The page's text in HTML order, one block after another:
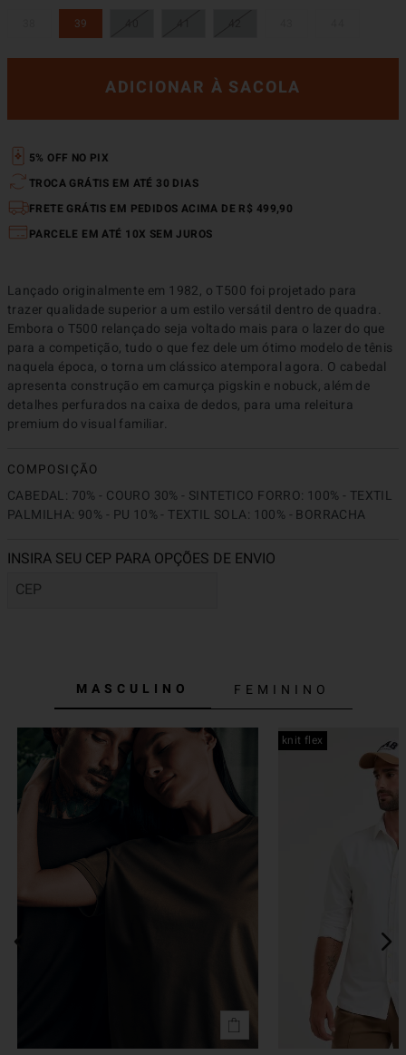
39
ADICIONAR À SACOLA
5% OFF NO PIX
TROCA GRÁTIS EM ATÉ 30 DIAS
FRETE GRÁTIS EM PEDIDOS ACIMA DE R$ 499,90
PARCELE EM ATÉ 10X SEM JUROS
Lançado originalmente em 1982, o T500 foi projetado para
trazer qualidade superior a um estilo versátil dentro de quadra.
Embora o T500 relançado seja voltado mais para o lazer do que
para a competição, tudo o que fez dele um ótimo modelo de tênis
naquela época, o torna um clássico atemporal agora. O cabedal
apresenta construção em camurça pigskin e nobuck, além de
detalhes perfurados na caixa de dedos, para uma releitura
premium do visual familiar.
COMPOSIÇÃO
CABEDAL: 70% - COURO 30% - SINTETICO FORRO: 100% - TEXTIL
PALMILHA: 90% - PU 10% - TEXTIL SOLA: 100% - BORRACHA
MASCULINO FEMININO
knit flex